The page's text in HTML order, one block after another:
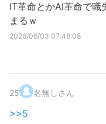
IT革命とかAI革命で職
まるｗ
2026/06/03 07:48:08
25. 名無しさん
>>5